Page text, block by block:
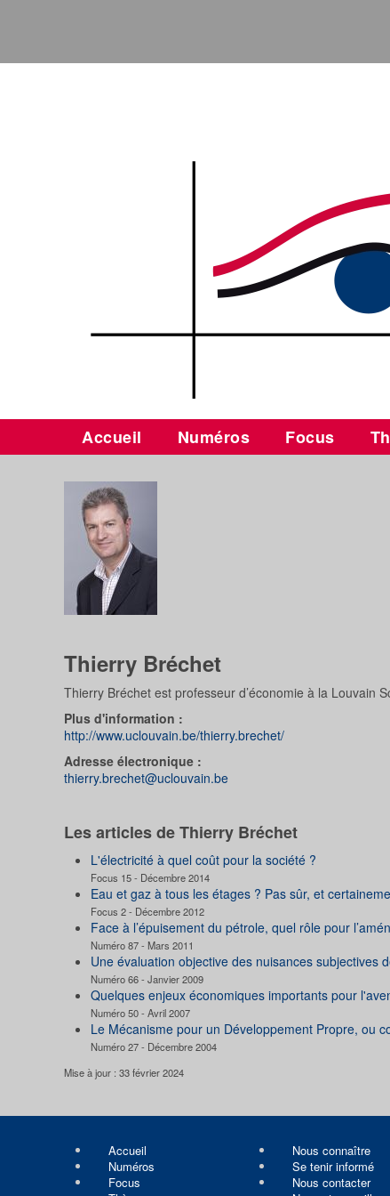
Accueil Numéros Focus
Thierry Bréchet
Thierry Bréchet est professeur d’économie à la Louvain
Plus d'information :
http://www.uclouvain.be/thierry.brechet/
Adresse électronique :
thierry.brechet@uclouvain.be
Les articles de Thierry Bréchet
L'électricité à quel coût pour la société ?
Focus 15 - Décembre 2014
Eau et gaz à tous les étages ? Pas sûr, et
Focus 2 - Décembre 2012
Face à l’épuisement du pétrole, quel rôle pour
Numéro 87 - Mars 2011
Une évaluation objective des nuisances subjectives
Numéro 66 - Janvier 2009
Quelques enjeux économiques importants pour
Numéro 50 - Avril 2007
Le Mécanisme pour un Développement Propre, ou
Numéro 27 - Décembre 2004
Mise à jour : 33 février 2024
Accueil
Numéros
Focus
Nous connaître
Se tenir informé
Nous contacter